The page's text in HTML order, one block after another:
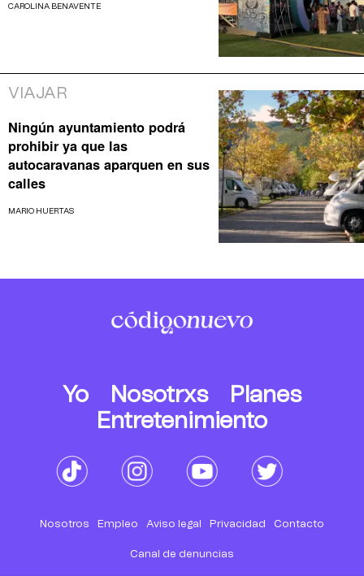
CAROLINA BENAVENTE
VIAJAR
Ningún ayuntamiento podrá
prohibir ya que las
autocaravanas aparquen en sus
calles
MARIO HUERTAS
Yo Nosotrxs
Planes
Entretenimiento
Nosotros Empleo Aviso legal Privacidad Contacto
Canal de denuncias